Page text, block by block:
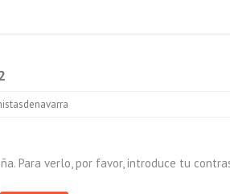
Para verlo, por favor, introduce tu